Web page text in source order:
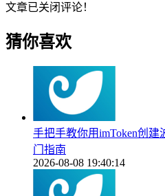
文章已关闭评论！
猜你喜欢
手把手教你用imToken创
门指南
2026-08-08 19:40:14